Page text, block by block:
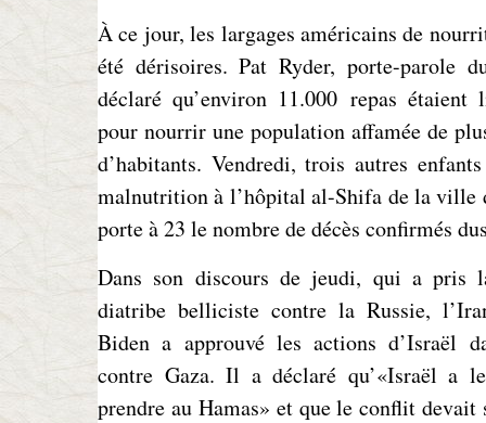
À ce jour, les largages américains de
été dérisoires. Pat Ryder, porte-parole
déclaré qu’environ 11.000 repas
pour nourrir une population affamée de
d’habitants. Vendredi, trois autres
malnutrition à l’hôpital al-Shifa de la ville
porte à 23 le nombre de décès confirmés
Dans son discours de jeudi, qui a pris
diatribe belliciste contre la Russie,
Biden a approuvé les actions d’Israël
contre Gaza. Il a déclaré qu’«Israël a
prendre au Hamas» et que le conflit devait